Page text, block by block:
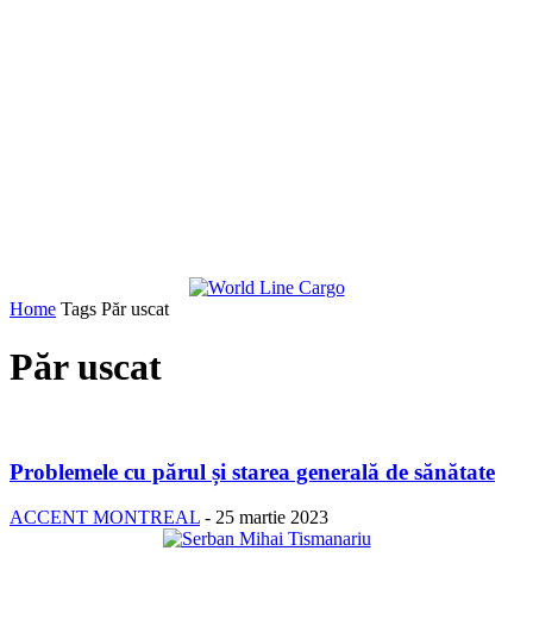
Home Tags Păr uscat
Păr uscat
Problemele cu părul și starea generală de sănătate
ACCENT MONTREAL - 25 martie 2023